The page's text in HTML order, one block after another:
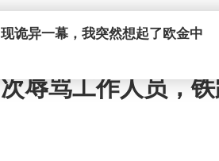
诡异一幕，我突然想起了欧金中
辱骂工作人员，